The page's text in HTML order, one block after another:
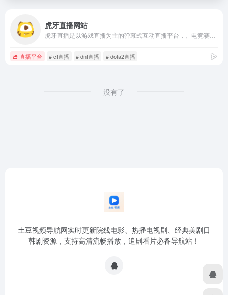
虎牙直播网站
直播平台 # cf直播 # dnf直播 # dota2直播
没有了
土豆视频导航网实时更新院线电影、热播电视剧、经典美剧日
韩剧资源，支持高清流畅播放，追剧看片必备导航站！